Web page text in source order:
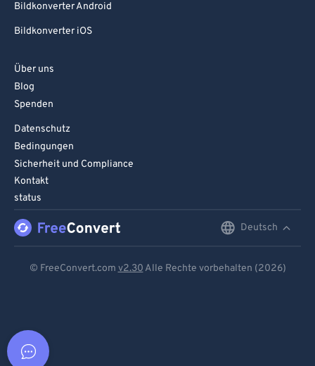
Bildkonverter Android
Bildkonverter iOS
Über uns
Blog
Spenden
Datenschutz
Bedingungen
Sicherheit und Compliance
Kontakt
status
Deutsch
© FreeConvert.com v2.30 Alle Rechte vorbehalten (2026)